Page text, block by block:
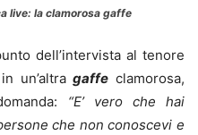
live: la clamorosa gaffe
dell’intervista al tenore
un’altragaffe clamorosa,
“E’ vero che hai
che non conoscevi e